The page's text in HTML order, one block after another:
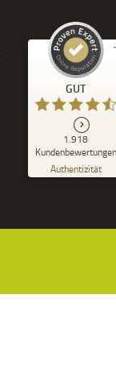
GUT
1.918
Kundenbewertungen
Authentizität
und Erfahrungen zu
Studieninstitut
92
%
Empfehlungen auf
ProvenExpert.com